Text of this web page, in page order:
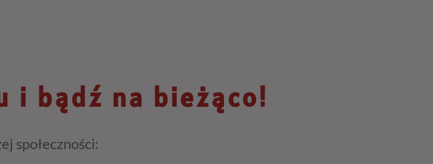
i bądź na bieżąco!
społeczności: